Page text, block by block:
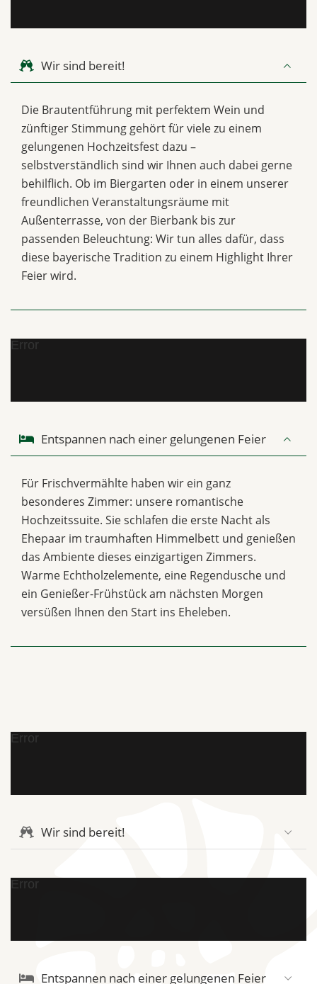
Wir sind bereit!
Die Brautentführung mit perfektem Wein und
zünftiger Stimmung gehört für viele zu einem
gelungenen Hochzeitsfest dazu –
selbstverständlich sind wir Ihnen auch dabei gerne
behilflich. Ob im Biergarten oder in einem unserer
freundlichen Veranstaltungsräume mit
Außenterrasse, von der Bierbank bis zur
passenden Beleuchtung: Wir tun alles dafür, dass
diese bayerische Tradition zu einem Highlight Ihrer
Feier wird.
Error
Entspannen nach einer gelungenen Feier
Für Frischvermählte haben wir ein ganz
besonderes Zimmer: unsere romantische
Hochzeitssuite. Sie schlafen die erste Nacht als
Ehepaar im traumhaften Himmelbett und genießen
das Ambiente dieses einzigartigen Zimmers.
Warme Echtholzelemente, eine Regendusche und
ein Genießer-Frühstück am nächsten Morgen
versüßen Ihnen den Start ins Eheleben.
Error
Wir sind bereit!
Error
Entspannen nach einer gelungenen Feier